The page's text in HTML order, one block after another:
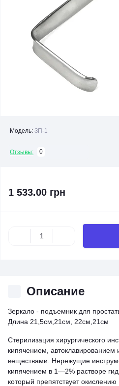
Модель: ЗП-1
Отзывы: 0
1 533.00 грн
Описание
Зеркало - подъемник для
Длина 21,5см,21см, 22см,21см
Стерилизация хирургического
кипячением, автоклавированием
веществами. Нережущие
кипячением в 1—2% растворе
который препятствует